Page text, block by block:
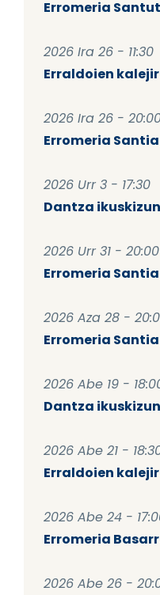
Erromeria
2026 Ira 26 - 11:30
Erraldoien
2026 Ira 26 -
Erromeria
2026 Urr 3 - 17:30
Dantza
2026 Urr 31 - 20:00
Erromeria
2026 Aza 28 -
Erromeria
2026 Abe 19 -
Dantza
2026 Abe 21 -
Erraldoien
2026 Abe 24 -
Erromeria
2026 Abe 26 -